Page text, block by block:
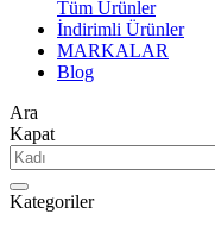
Tüm Ürünler
İndirimli Ürünler
MARKALAR
Blog
Ara
Kapat
Kategoriler